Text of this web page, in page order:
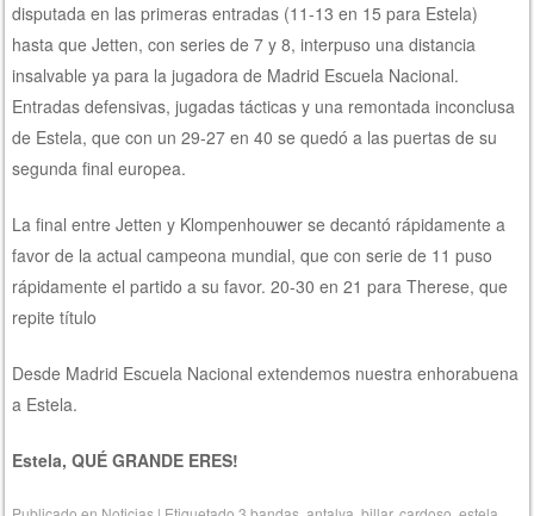
disputada en las primeras entradas (11-13 en 15 para Estela)
hasta que Jetten, con series de 7 y 8, interpuso una distancia
insalvable ya para la jugadora de Madrid Escuela Nacional.
Entradas defensivas, jugadas tácticas y una remontada inconclusa
de Estela, que con un 29-27 en 40 se quedó a las puertas de su
segunda final europea.
La final entre Jetten y Klompenhouwer se decantó rápidamente a
favor de la actual campeona mundial, que con serie de 11 puso
rápidamente el partido a su favor. 20-30 en 21 para Therese, que
repite título
Desde Madrid Escuela Nacional extendemos nuestra enhorabuena
a Estela.
Estela, QUÉ GRANDE ERES!